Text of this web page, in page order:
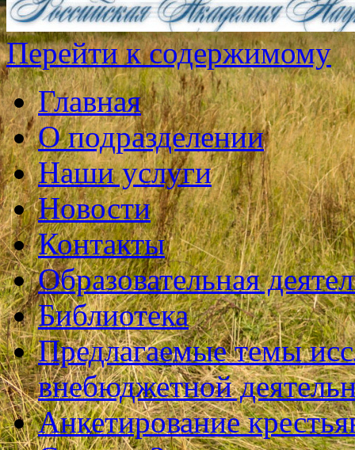
Перейти к содержимому
Главная
О подразделении
Наши услуги
Новости
Контакты
Образовательная
Библиотека
Предлагаемые темы
внебюджетной
Анкетирование